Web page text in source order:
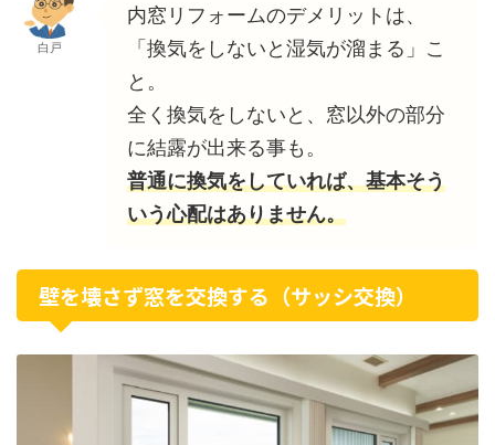
白戸
内窓リフォームのデメリットは、
「換気をしないと湿気が溜まる」こ
と。
全く換気をしないと、窓以外の部分
に結露が出来る事も。
普通に換気をしていれば、基本そう
いう心配はありません。
壁を壊さず窓を交換する（サッシ交換）